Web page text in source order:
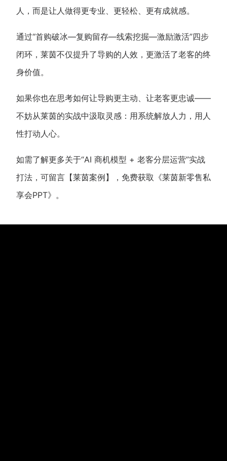
人，而是让人做得更专业、更轻松、更有成就感。
通过“首购破冰—复购留存—线索挖掘—激励激活”四步
闭环，莱茵不仅提升了导购的人效，更激活了老客的终
身价值。
如果你也在思考如何让导购更主动、让老客更忠诚——
不妨从莱茵的实战中汲取灵感：用系统解放人力，用人
性打动人心。
如需了解更多关于“AI 商机模型 + 老客分层运营”实战
打法，可留言【莱茵案例】，免费获取《莱茵新零售私
享会PPT》。